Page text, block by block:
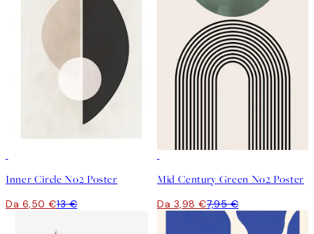
Inner Circle No2 Poster
Da 6,50 €13 €
Mid Century Green No2 Poster
Da 3,98 €7,95 €